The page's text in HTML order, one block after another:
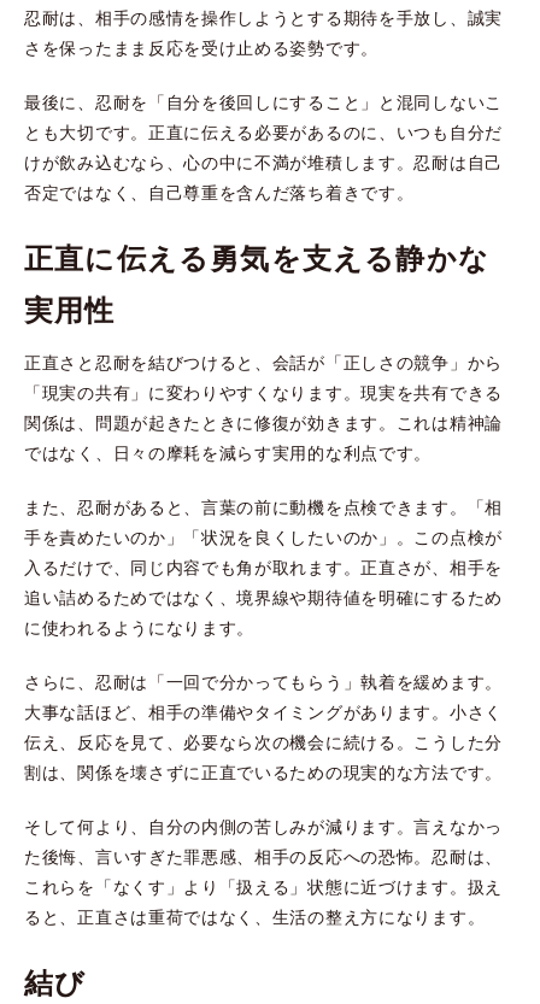
忍耐は、相手の感情を操作しようとする期待を手放し、誠実
さを保ったまま反応を受け止める姿勢です。
最後に、忍耐を「自分を後回しにすること」と混同しないこ
とも大切です。正直に伝える必要があるのに、いつも自分だ
けが飲み込むなら、心の中に不満が堆積します。忍耐は自己
否定ではなく、自己尊重を含んだ落ち着きです。
正直に伝える勇気を支える静かな
実用性
正直さと忍耐を結びつけると、会話が「正しさの競争」から
「現実の共有」に変わりやすくなります。現実を共有できる
関係は、問題が起きたときに修復が効きます。これは精神論
ではなく、日々の摩耗を減らす実用的な利点です。
また、忍耐があると、言葉の前に動機を点検できます。「相
手を責めたいのか」「状況を良くしたいのか」。この点検が
入るだけで、同じ内容でも角が取れます。正直さが、相手を
追い詰めるためではなく、境界線や期待値を明確にするため
に使われるようになります。
さらに、忍耐は「一回で分かってもらう」執着を緩めます。
大事な話ほど、相手の準備やタイミングがあります。小さく
伝え、反応を見て、必要なら次の機会に続ける。こうした分
割は、関係を壊さずに正直でいるための現実的な方法です。
そして何より、自分の内側の苦しみが減ります。言えなかっ
た後悔、言いすぎた罪悪感、相手の反応への恐怖。忍耐は、
これらを「なくす」より「扱える」状態に近づけます。扱え
ると、正直さは重荷ではなく、生活の整え方になります。
結び